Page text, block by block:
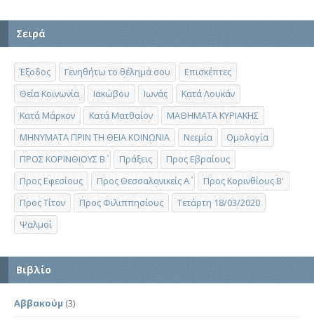
Σειρά
Έξοδος Γενηθήτω το θέλημά σου
Επισκέπτες
Θεία Κοινωνία
Ιακώβου Ιωνάς
Κατά Λουκάν
Κατά Μάρκον
Κατά Ματθαίον
ΜΑΘΗΜΑΤΑ ΚΥΡΙΑΚΗΣ
ΜΗΝΥΜΑΤΑ ΠΡΙΝ ΤΗ ΘΕΙΑ ΚΟΙΝΩΝΙΑ
Νεεμία
Ομολογία
ΠΡΟΣ ΚΟΡΙΝΘΙΟΥΣ Β΄
Πράξεις
Προς Εβραίους
Προς Εφεσίους
Προς Θεσσαλονικείς Α΄
Προς Κορινθίους Β'
Προς Τίτον
Προς Φιλιππησίους
Τετάρτη 18/03/2020
Ψαλμοί
Βιβλίο
Αββακούμ (3)